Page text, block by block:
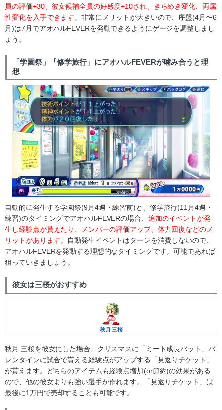
員の評価+30、彼女候補全員の好感度+10され、きらめき変化、両属
性変化を入手できます。 非常にメリットが大きいので、序盤(4月〜6
月)は7月でアオハルFEVERを発動できるようにゲージを調整しまし
ょう。
「学園祭」「修学旅行」にアオハルFEVERが噛み合うと理
想
自動的に発生する学園祭(9月4週・練習前)と、修学旅行(11月4週・
練習)のタイミングでアオハルFEVERの場合、 追加のイベントが発
生し経験点が貰えたり、メンバーの評価アップ、体力回復などのメ
リットがあります。
自動発生イベントはターンを消費しないので、
アオハルFEVERを発動する理想的なタイミングです。可能であれば
狙っていきましょう。
彼女は三桜がおすすめ
秋月 三桜
秋月 三桜を彼女にした場合、クリスマスに「ミート成長バット」バ
レンタインに試合で貰える経験点がアップする「見返りチケット」
が貰えます。どちらのアイテムも経験点増加(or節約)の効果がある
ので、他の彼女よりも強い選手が作れます。「見返りチケット」は
最後に1万円で売却することも可能です。